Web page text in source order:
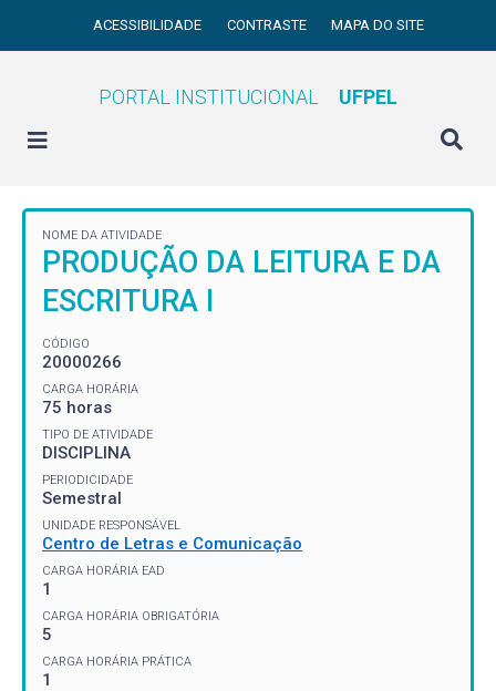
ACESSIBILIDADE CONTRASTE MAPA DO SITE
PORTAL INSTITUCIONAL UFPEL
NOME DA ATIVIDADE
PRODUÇÃO DA LEITURA E DA
ESCRITURA I
CÓDIGO
20000266
CARGA HORÁRIA
75 horas
TIPO DE ATIVIDADE
DISCIPLINA
PERIODICIDADE
Semestral
UNIDADE RESPONSÁVEL
Centro de Letras e Comunicação
CARGA HORÁRIA EAD
1
CARGA HORÁRIA OBRIGATÓRIA
5
CARGA HORÁRIA PRÁTICA
1